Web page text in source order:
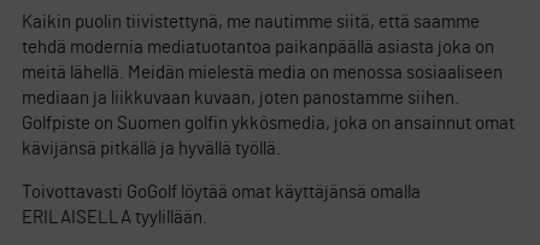
Kaikin puolin tiivistettynä, me nautimme siitä, että saamme
tehdä modernia mediatuotantoa paikanpäällä asiasta joka on
meitä lähellä. Meidän mielestä media on menossa sosiaaliseen
mediaan ja liikkuvaan kuvaan, joten panostamme siihen.
Golfpiste on Suomen golfin ykkösmedia, joka on ansainnut omat
kävijänsä pitkällä ja hyvällä työllä.
Toivottavasti GoGolf löytää omat käyttäjänsä omalla
ERILAISELLA tyylillään.